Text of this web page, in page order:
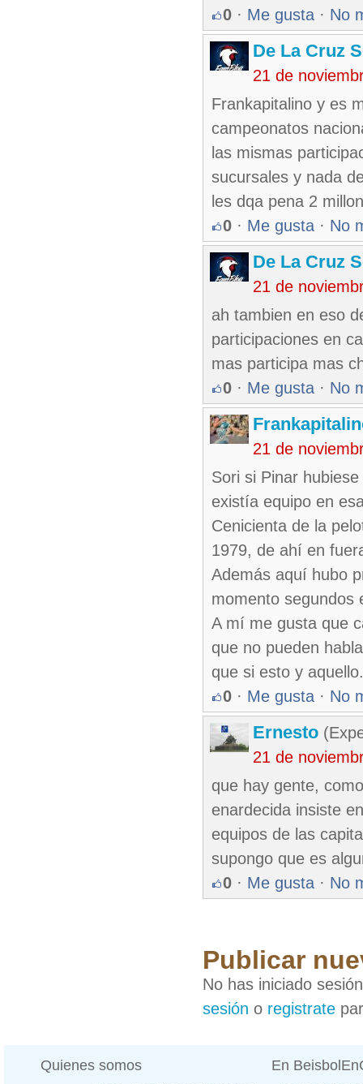
0 · Me gusta · No
De La Cruz
21 de
Frankapitalino y es
campeonatos
las mismas
sucursales y nada
les dqa pena 2
0 · Me gusta · No
De La Cruz
21 de
ah tambien en eso
participaciones en
mas participa mas
0 · Me gusta · No
21 de
Sori si Pinar
existía equipo en
Cenicienta de la
1979, de ahí en
Además aquí hubo
momento segundos
A mí me gusta que
que no pueden
que si esto y
0 · Me gusta · No
Ernesto
21 de
que hay gente,
enardecida insiste
equipos de las
supongo que es
0 · Me gusta · No
Publicar
No has iniciado
sesión o registrate
Quienes somos En